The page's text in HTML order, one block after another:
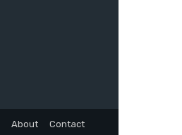
About Contact